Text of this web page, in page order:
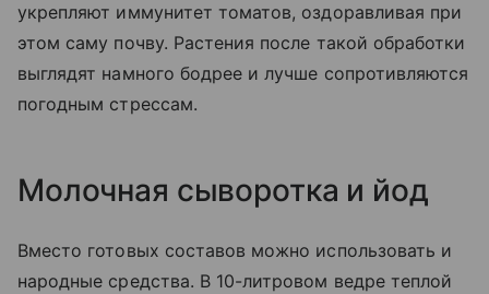
укрепляют иммунитет томатов, оздоравливая при
этом саму почву. Растения после такой обработки
выглядят намного бодрее и лучше сопротивляются
погодным стрессам.
Молочная сыворотка и йод
Вместо готовых составов можно использовать и
народные средства. В 10-литровом ведре теплой